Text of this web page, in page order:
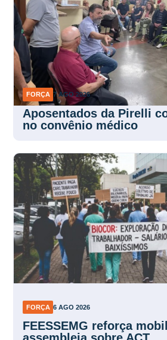
FORÇA 7 AGO 2026
Aposentados da Pirelli
no convênio médico
FEESSEMG reforça
assembleia sobre ACT